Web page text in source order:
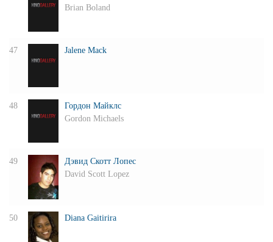
Brian Boland
47 Jalene Mack
48
Гордон Майклс
Gordon Michaels
49
Дэвид Скотт Лопес
David Scott Lopez
50 Diana Gaitirira